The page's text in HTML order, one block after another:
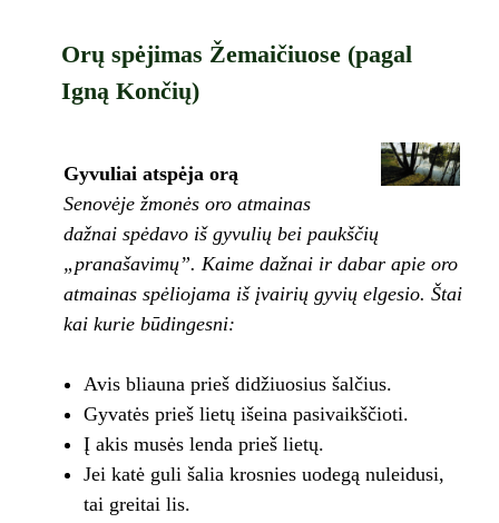
Orų spėjimas Žemaičiuose (pagal
Igną Končių)
Gyvuliai atspėja orą
Senovėje žmonės oro atmainas
dažnai spėdavo iš gyvulių bei paukščių
„pranašavimų”. Kaime dažnai ir dabar apie oro
atmainas spėliojama iš įvairių gyvių elgesio. Štai
kai kurie būdingesni:
Avis bliauna prieš didžiuosius šalčius.
Gyvatės prieš lietų išeina pasivaikščioti.
Į akis musės lenda prieš lietų.
Jei katė guli šalia krosnies uodegą nuleidusi,
tai greitai lis.